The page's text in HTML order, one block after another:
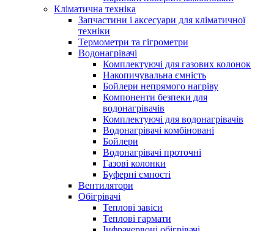
Кліматична техніка
Запчастини і аксесуари для кліматичної
техніки
Термометри та гігрометри
Водонагрівачі
Комплектуючі для газових колонок
Накопичувальна ємність
Бойлери непрямого нагріву
Компоненти безпеки для
водонагрівачів
Комплектуючі для водонагрівачів
Водонагрівачі комбіновані
Бойлери
Водонагрівачі проточні
Газові колонки
Буферні ємності
Вентилятори
Обігрівачі
Теплові завіси
Теплові гармати